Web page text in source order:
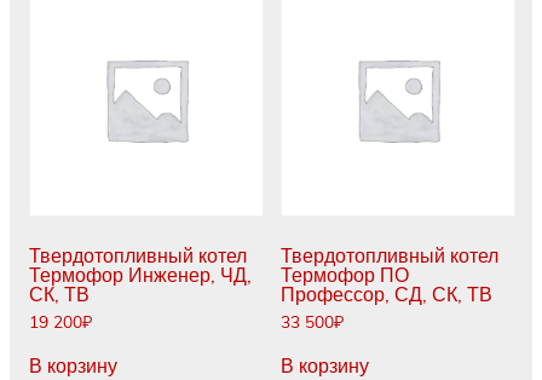
Твердотопливный котел
Термофор Инженер, ЧД,
СК, ТВ
19 200₽
В корзину
Твердотопливный котел
Термофор ПО
Профессор, СД, СК, ТВ
33 500₽
В корзину